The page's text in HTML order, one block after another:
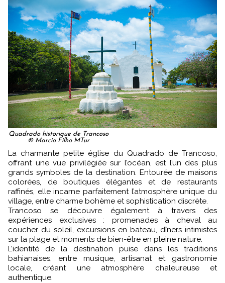
Quadrado historique de Trancoso
© Marcio Filho MTur
La charmante petite église du Quadrado de Trancoso,
offrant une vue privilégiée sur l’océan, est l’un des plus
grands symboles de la destination. Entourée de maisons
colorées, de boutiques élégantes et de restaurants
raffinés, elle incarne parfaitement l’atmosphère unique du
village, entre charme bohème et sophistication discrète.
Trancoso se découvre également à travers des
expériences exclusives : promenades à cheval au
coucher du soleil, excursions en bateau, dîners intimistes
sur la plage et moments de bien-être en pleine nature.
L’identité de la destination puise dans les traditions
bahianaises, entre musique, artisanat et gastronomie
locale, créant une atmosphère chaleureuse et
authentique.